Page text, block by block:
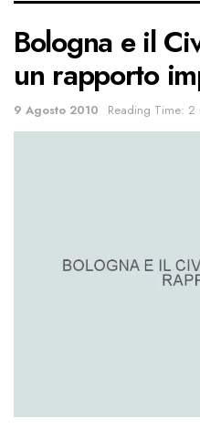
Bologna e il
un rapporto
9 Agosto 2010 Reading Time: 2